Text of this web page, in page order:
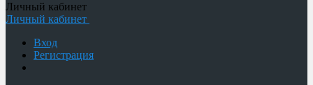
Личный кабинет
Личный кабинет
Вход
Регистрация